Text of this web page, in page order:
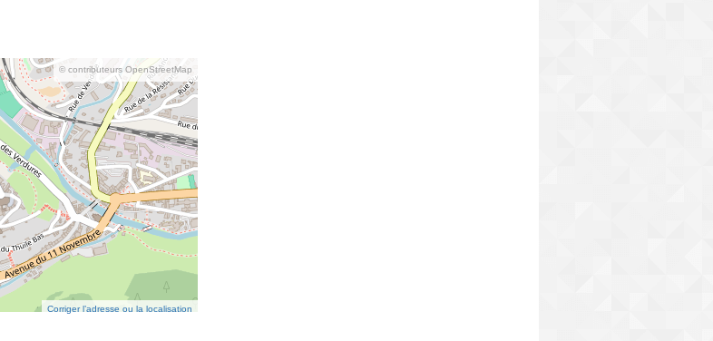
© contributeurs OpenStreetMap
Corriger l’adresse ou la localisation